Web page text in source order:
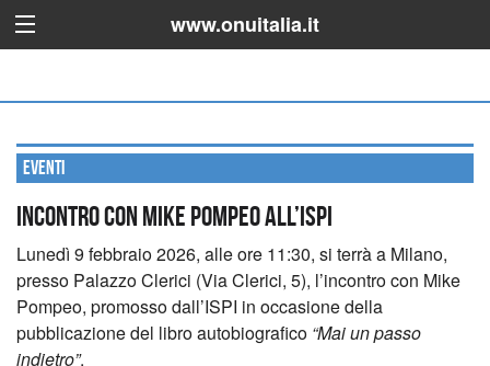
www.onuitalia.it
Eventi
INCONTRO CON MIKE POMPEO ALL’ISPI
Lunedì 9 febbraio 2026, alle ore 11:30, si terrà a Milano,
presso Palazzo Clerici (Via Clerici, 5), l’incontro con Mike
Pompeo, promosso dall’ISPI in occasione della
pubblicazione del libro autobiografico “Mai un passo
indietro”.